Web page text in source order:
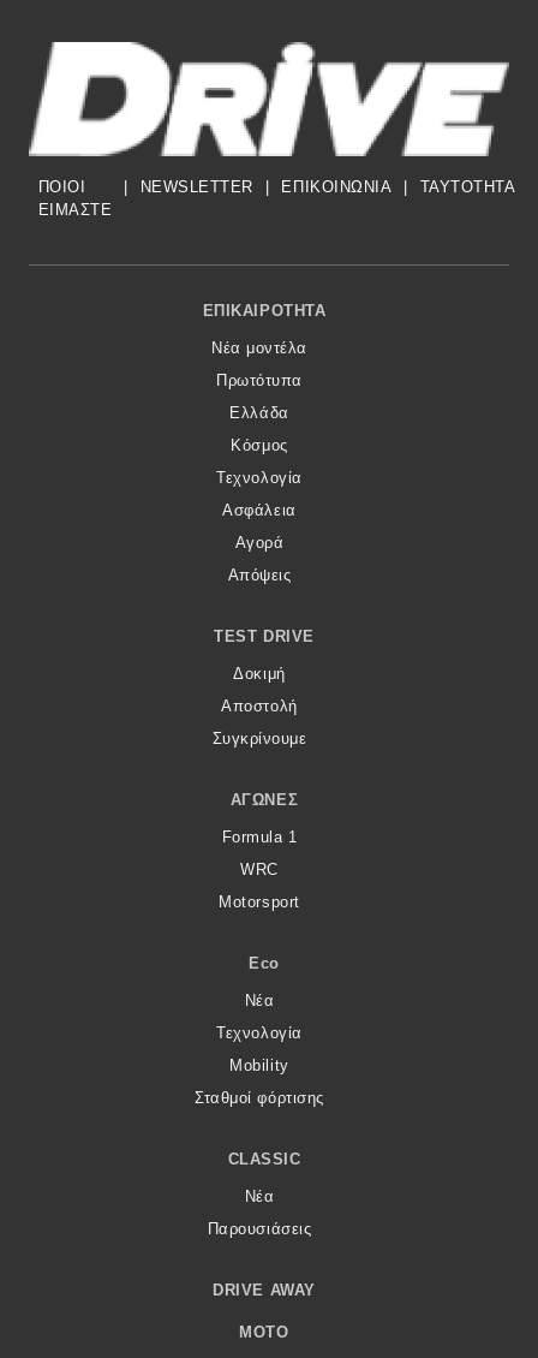
ΠΟΙΟΙ
ΕΙΜΑΣΤΕ
NEWSLETTER ΕΠΙΚΟΙΝΩΝΙΑ TAYTOTHTA
Footer Menu
ΕΠΙΚΑΙΡΌΤΗΤΑ
Νέα μοντέλα
Πρωτότυπα
Ελλάδα
Κόσμος
Τεχνολογία
Ασφάλεια
Αγορά
Απόψεις
TEST DRIVE
Δοκιμή
Αποστολή
Συγκρίνουμε
ΑΓΏΝΕΣ
Formula 1
WRC
Motorsport
Eco
Νέα
Τεχνολογία
Mobility
Σταθμοί φόρτισης
CLASSIC
Νέα
Παρουσιάσεις
DRIVE AWAY
MOTO